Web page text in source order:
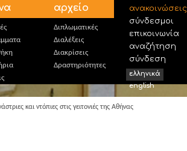
αρχείο
Διπλωματικές
Διαλέξεις
Διακρίσεις
Δραστηριότητες
ανακοινώσεις
σύνδεσμοι
επικοινωνία
αναζήτηση
σύνδεση
ελληνικά
english
και ντόπιες στις γειτονιές της Αθήνας